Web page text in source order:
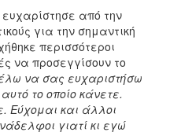
από την
για την σημαντική
περισσότεροι
να προσεγγίσουν το
να σας ευχαριστήσω
το οποίο κάνετε.
Εύχομαι και άλλοι
γιατί κι εγώ